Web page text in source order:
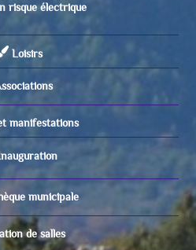
risque électrique
Loisirs
manifestations
municipale
de salles